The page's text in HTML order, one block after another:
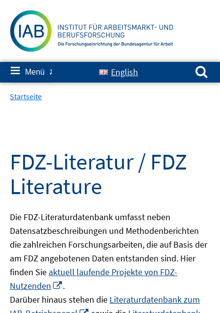
zum
Inhalt
≡ Menü ✘ English
Suchen nach:
Startseite
FDZ-Literatur / FDZ
Literature
Die FDZ-Literaturdatenbank umfasst neben
Datensatzbeschreibungen und Methodenberichten
die zahlreichen Forschungsarbeiten, die auf Basis der
am FDZ angebotenen Daten entstanden sind. Hier
finden Sie aktuell laufende Projekte von FDZ-
Nutzenden
neuem
Fenster
.
Darüber hinaus stehen die Literaturdatenbank zum